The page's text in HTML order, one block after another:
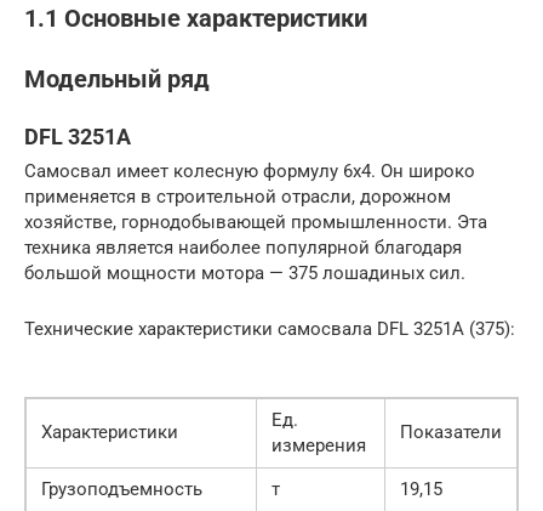
1.1 Основные характеристики
Модельный ряд
DFL 3251A
Самосвал имеет колесную формулу 6х4. Он широко
применяется в строительной отрасли, дорожном
хозяйстве, горнодобывающей промышленности. Эта
техника является наиболее популярной благодаря
большой мощности мотора — 375 лошадиных сил.
Технические характеристики самосвала DFL 3251A (375):
Характеристики
Ед.
измерения
Показатели
Грузоподъемность т
19,15